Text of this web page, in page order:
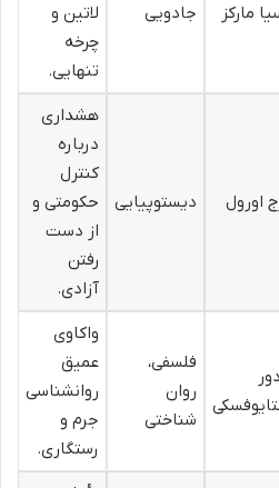
مارکز
جادویی
لاتین و
چرخه
تنهایی.
اورول دیستوپیایی
هشداری
درباره
کنترل
حکومتی و
از دست
رفتن
آزادی.
فلسفی،
روان
شناختی
واکاوی
عمیق
روانشناسی
جرم و
رستگاری.